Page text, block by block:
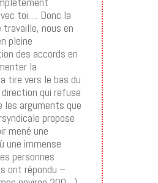
toi…. Donc la
travaille, nous en
pleine
des accords en
la
tire vers le bas du
qui refuse
les arguments que
propose
mené une
une immense
personnes
ont répondu –